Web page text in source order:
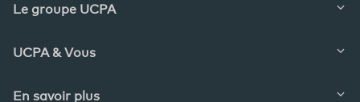
Le groupe UCPA
UCPA & Vous
En savoir plus